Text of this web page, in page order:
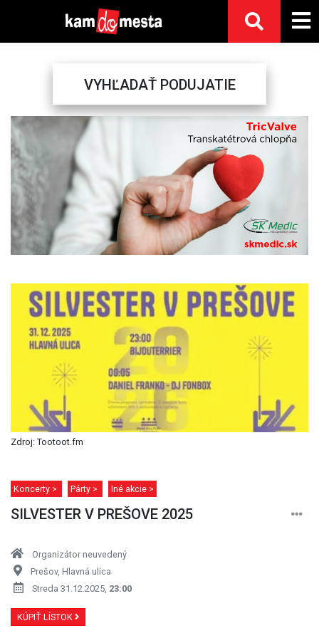
VYHĽADAŤ PODUJATIE
Previous
Zdroj: Tootoot.fm
Koncerty > Párty > Iné akcie >
SILVESTER V PREŠOVE 2025
Organizátor neuvedený
Prešov, Hlavná ulica
Streda 31.12.2025, 23:00
KÚPIŤ LÍSTOK